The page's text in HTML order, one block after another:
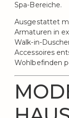
Spa-Bereiche.
Ausgestattet
Armaturen in
Walk-in-
Accessoires
Wohlbefinden